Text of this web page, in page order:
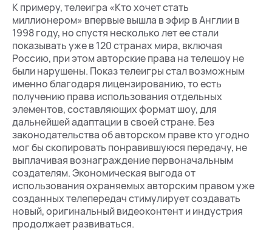
К примеру, телеигра «Кто хочет стать
миллионером» впервые вышла в эфир в Англии в
1998 году, но спустя несколько лет ее стали
показывать уже в 120 странах мира, включая
Россию, при этом авторские права на телешоу не
были нарушены. Показ телеигры стал возможным
именно благодаря лицензированию, то есть
получению права использования отдельных
элементов, составляющих формат шоу, для
дальнейшей адаптации в своей стране. Без
законодательства об авторском праве кто угодно
мог бы скопировать понравившуюся передачу, не
выплачивая вознаграждение первоначальным
создателям. Экономическая выгода от
использования охраняемых авторским правом уже
созданных телепередач стимулирует создавать
новый, оригинальный видеоконтент и индустрия
продолжает развиваться.